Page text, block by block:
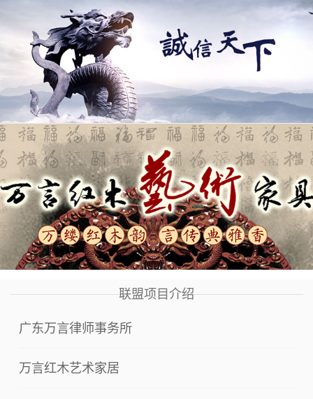
联盟项目介绍
广东万言律师事务所
万言红木艺术家居